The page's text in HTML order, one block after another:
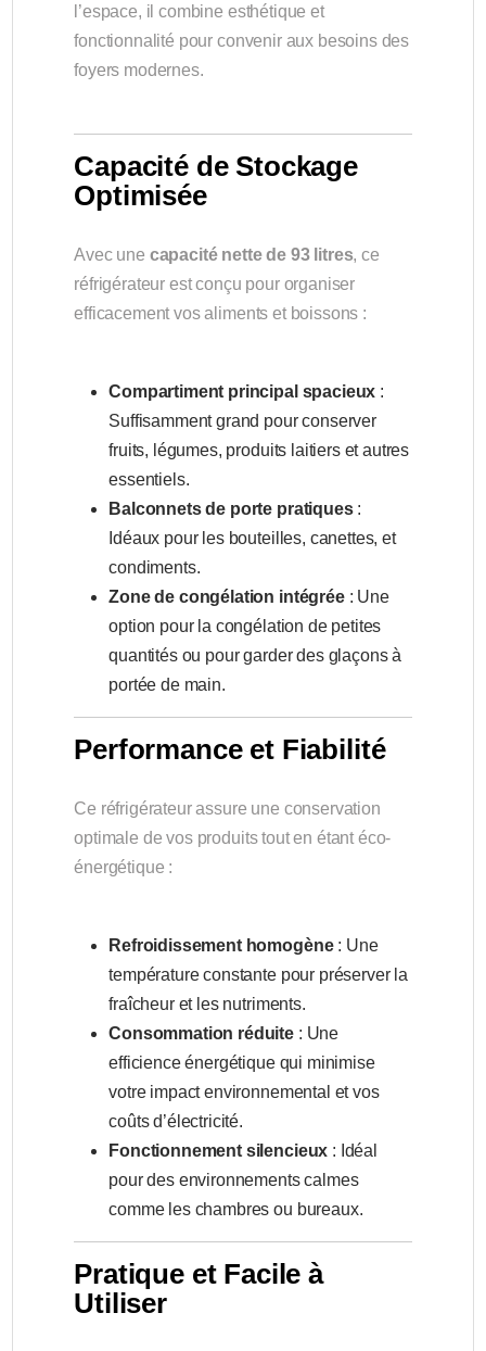
l’espace, il combine esthétique et
fonctionnalité pour convenir aux besoins des
foyers modernes.
Capacité de Stockage
Optimisée
Avec une capacité nette de 93 litres, ce
réfrigérateur est conçu pour organiser
efficacement vos aliments et boissons :
Compartiment principal spacieux :
Suffisamment grand pour conserver
fruits, légumes, produits laitiers et autres
essentiels.
Balconnets de porte pratiques:
Idéaux pour les bouteilles, canettes, et
condiments.
Zone de congélation intégrée: Une
option pour la congélation de petites
quantités ou pour garder des glaçons à
portée de main.
Performance et Fiabilité
Ce réfrigérateur assure une conservation
optimale de vos produits tout en étant éco-
énergétique :
Refroidissement homogène: Une
température constante pour préserver la
fraîcheur et les nutriments.
Consommation réduite : Une
efficience énergétique qui minimise
votre impact environnemental et vos
coûts d’électricité.
Fonctionnement silencieux : Idéal
pour des environnements calmes
comme les chambres ou bureaux.
Pratique et Facile à
Utiliser